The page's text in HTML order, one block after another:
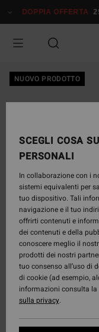
alle
prodotto
DOPPIA OFFERTA
NUOVO PRODOTTO
SCEGLI COSA
PERSONALI
In collaborazione con i
sistemi equivalenti per
tuo dispositivo. Tali
navigazione e il tuo
offrirti contenuti e
dei contenuti e della
conoscere meglio il
prodotti dei nostri
tuo consenso all’uso di
di cookie (ad esempio,
informazioni consulta la
sulla privacy.